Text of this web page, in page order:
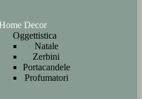
Decor
Oggettistica
Natale
Zerbini
Portacandele
Profumatori